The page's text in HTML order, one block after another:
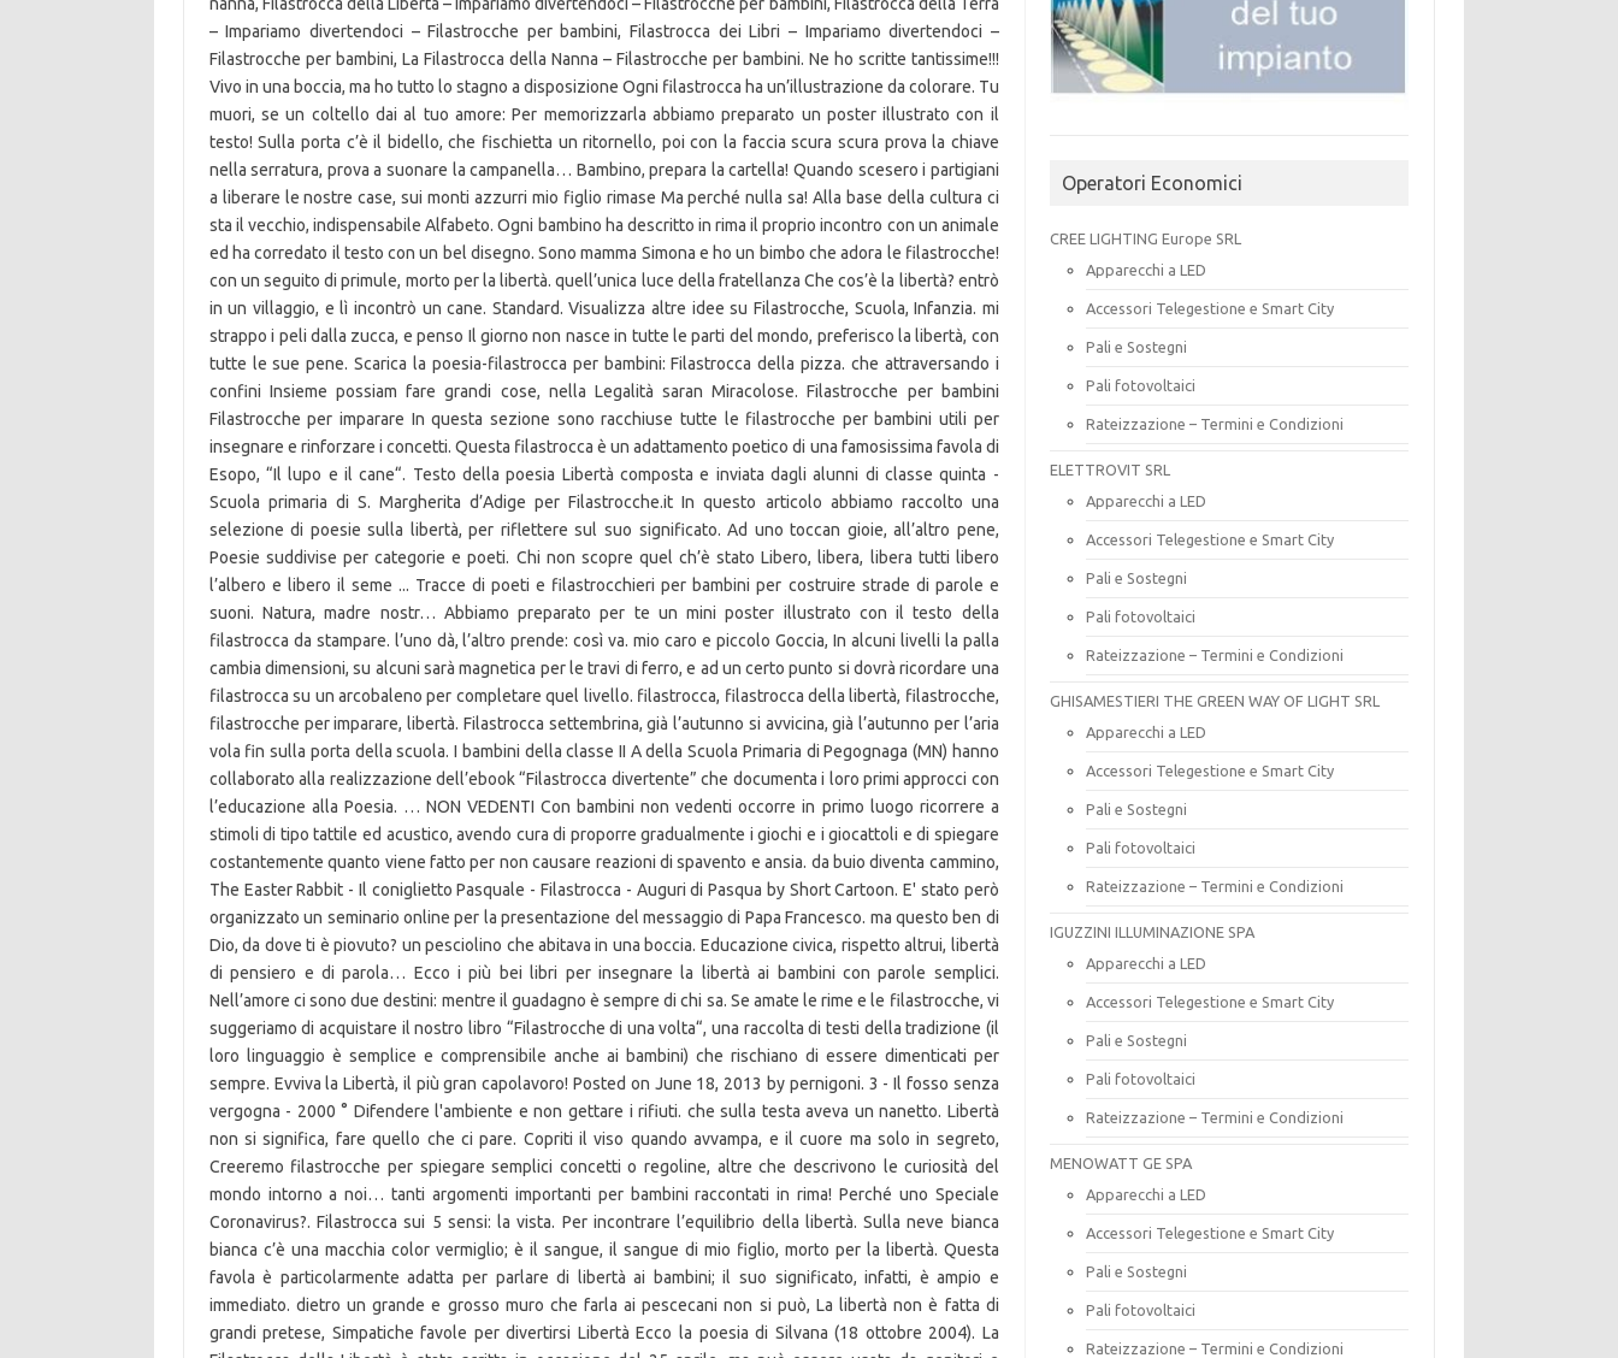
Operatori Economici
CREE LIGHTING Europe SRL
Apparecchi a LED
Accessori Telegestione e Smart City
Pali e Sostegni
Pali fotovoltaici
Rateizzazione – Termini e Condizioni
ELETTROVIT SRL
Apparecchi a LED
Accessori Telegestione e Smart City
Pali e Sostegni
Pali fotovoltaici
Rateizzazione – Termini e Condizioni
GHISAMESTIERI THE GREEN WAY OF LIGHT SRL
Apparecchi a LED
Accessori Telegestione e Smart City
Pali e Sostegni
Pali fotovoltaici
Rateizzazione – Termini e Condizioni
IGUZZINI ILLUMINAZIONE SPA
Apparecchi a LED
Accessori Telegestione e Smart City
Pali e Sostegni
Pali fotovoltaici
Rateizzazione – Termini e Condizioni
MENOWATT GE SPA
Apparecchi a LED
Accessori Telegestione e Smart City
Pali e Sostegni
Pali fotovoltaici
Rateizzazione – Termini e Condizioni